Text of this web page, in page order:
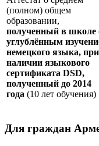
(полном) общем
образовании,
полученный в школе
углублённым
немецкого языка, при
наличии языкового
сертификата DSD,
полученный до 2014
года (10 лет обучения)
Для граждан